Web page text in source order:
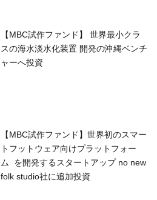
【MBC試作ファンド】 世界最小クラ
スの海水淡水化装置 開発の沖縄ベンチ
ャーへ投資
【MBC試作ファンド】世界初のスマー
トフットウェア向けプラットフォー
ム を開発するスタートアップ no new
folk studio社に追加投資